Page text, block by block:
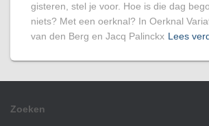
gisteren, stel je voor. Hoe is die dag
niets? Met een oerknal? In Oerknal
van den Berg en Jacq Palinckx Lees
Zoeken